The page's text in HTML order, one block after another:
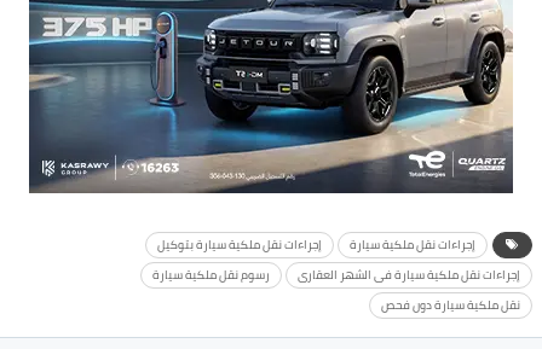
إجراءات نقل ملكية سيارة
إجراءات نقل ملكية سيارة بتوكيل
إجراءات نقل ملكية سيارة فى الشهر العقارى
رسوم نقل ملكية سيارة
نقل ملكية سيارة دون فحص